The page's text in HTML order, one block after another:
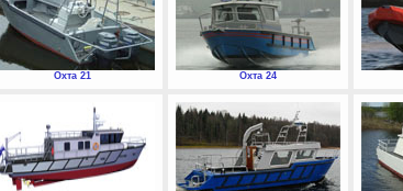
Охта 21 Охта 24